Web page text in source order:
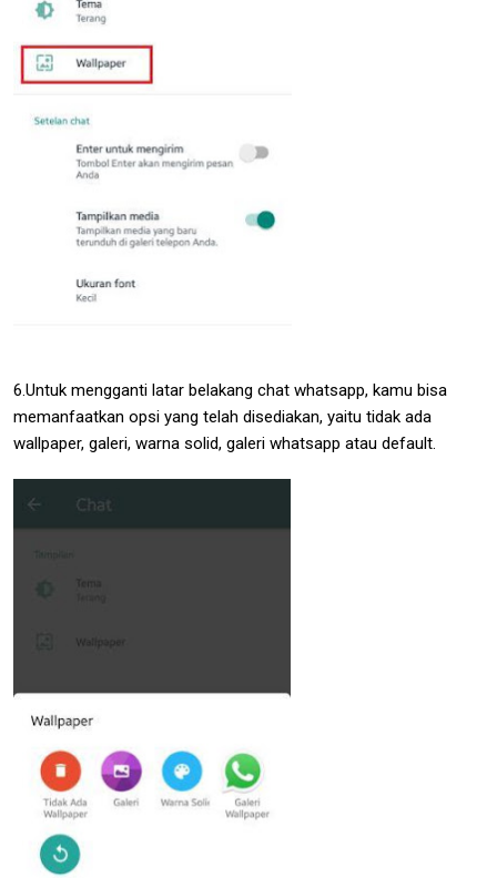
6.Untuk mengganti latar belakang chat whatsapp, kamu bisa
memanfaatkan opsi yang telah disediakan, yaitu tidak ada
wallpaper, galeri, warna solid, galeri whatsapp atau default.